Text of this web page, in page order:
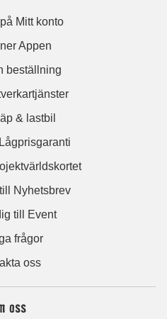
Mitt konto
Appen
beställning
& lastbil
Nyhetsbrev
till Event
frågor
oss
oss